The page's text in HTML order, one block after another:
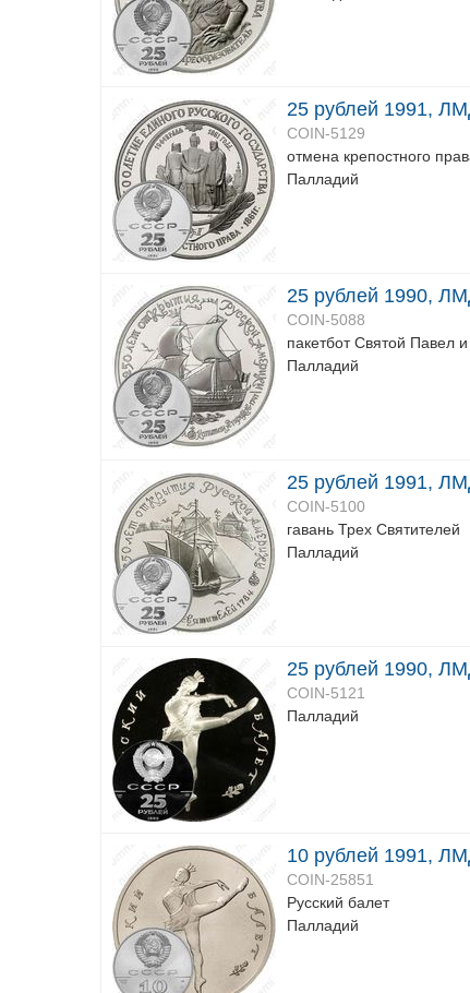
25 рублей 1991,
COIN-5129
отмена крепостного
Палладий
25 рублей 1990,
COIN-5088
пакетбот Святой Павел
Палладий
25 рублей 1991,
COIN-5100
гавань Трех Святителей
Палладий
25 рублей 1990,
COIN-5121
Палладий
10 рублей 1991,
COIN-25851
Русский балет
Палладий